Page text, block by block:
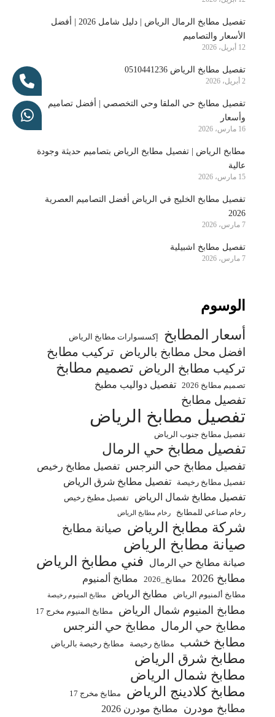
تفصيل مطابخ الرمال الرياض | دليل شامل 2026 | أفضل
الأسعار والتصاميم
12 أبريل، 2026
تفصيل مطابخ الرياض 0510441236
2 أبريل، 2026
تفصيل مطابخ حي الملقا وحي التخصصي | أفضل تصاميم
وأسعار
16 مارس، 2026
مطابخ الرياض | تفصيل مطابخ الرياض بتصاميم حديثة وجودة
عالية
15 مارس، 2026
تفصيل مطابخ الخليج في الرياض أفضل التصاميم العصرية
2026
7 مارس، 2026
تفصيل مطابخ اشبيلية
7 مارس، 2026
الوسوم
أسعار المطابخ إكسسوارات مطابخ الرياض
افضل محل مطابخ بالرياض تركيب مطابخ
تركيب مطابخ الرياض تصميم مطابخ
تصميم مطابخ 2026 تفصيل دواليب مطبخ
تفصيل مطابخ
تفصيل مطابخ الرياض
تفصيل مطابخ جنوب الرياض
تفصيل مطابخ حي الرمال
تفصيل مطابخ حي النرجس تفصيل مطابخ رخيص
تفصيل مطابخ رخيصة
تفصيل مطابخ شرق الرياض
تفصيل مطابخ شمال الرياض
تفصيل مطبخ رخيص
رخام صناعي للمطابخ
رخام مطابخ الرياض
شركة مطابخ الرياض صيانة مطابخ
صيانة مطابخ الرياض
صيانة مطابخ حي الرمال فني مطابخ الرياض
مطابخ 2026 مطابخ_2026 مطابخ ألمنيوم
مطابخ ألمنيوم الرياض مطابخ الرياض مطابخ المنيوم رخيصة
مطابخ المنيوم شمال الرياض مطابخ المنيوم مخرج 17
مطابخ حي الرمال مطابخ حي النرجس
مطابخ خشب مطابخ رخيصة مطابخ رخيصة بالرياض
مطابخ شرق الرياض
مطابخ شمال الرياض
مطابخ كلادينج الرياض
مطابخ مخرج 17
مطابخ مودرن مطابخ مودرن 2026